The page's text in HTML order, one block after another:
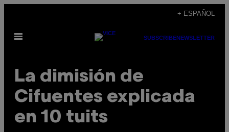
contenido
+ ESPAÑOL
Abrir
SUBSCRIBENEWSLETTER
La dimisión de
Cifuentes explicada
en 10 tuits